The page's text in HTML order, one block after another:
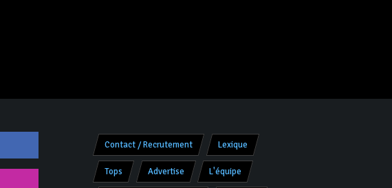
Contact / Recrutement Lexique
Tops Advertise L'équipe